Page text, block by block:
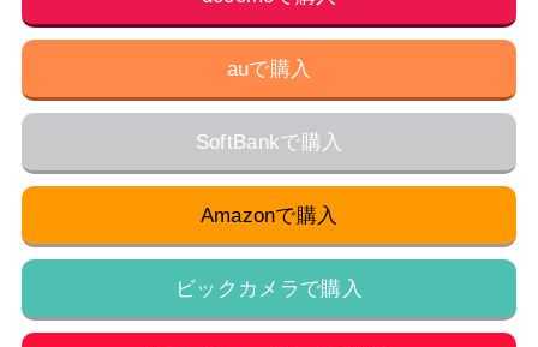
auで購入
SoftBankで購入
Amazonで購入
ビックカメラで購入